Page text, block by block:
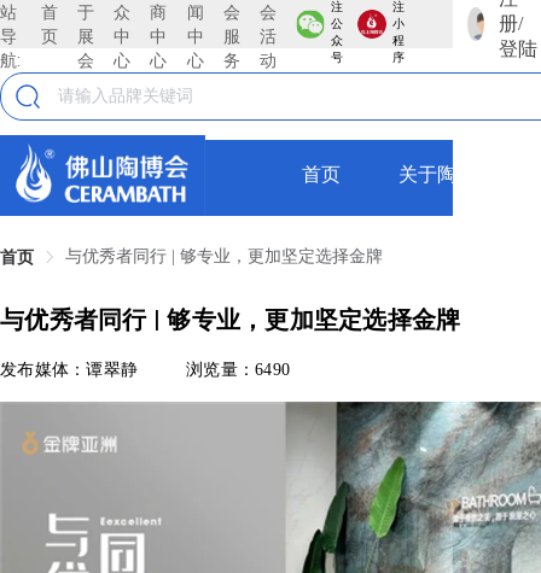
站
导
航:
首
页
于
展
会
众
中
心
商
中
心
闻
中
心
会
服
务
会
活
动
注
公
众
号
注
小
程
序
册/
登陆
首页 关于陶博会
首页 与优秀者同行 | 够专业，更加坚定选择金牌
与优秀者同行 | 够专业，更加坚定选择金牌
发布媒体：谭翠静 浏览量：6490